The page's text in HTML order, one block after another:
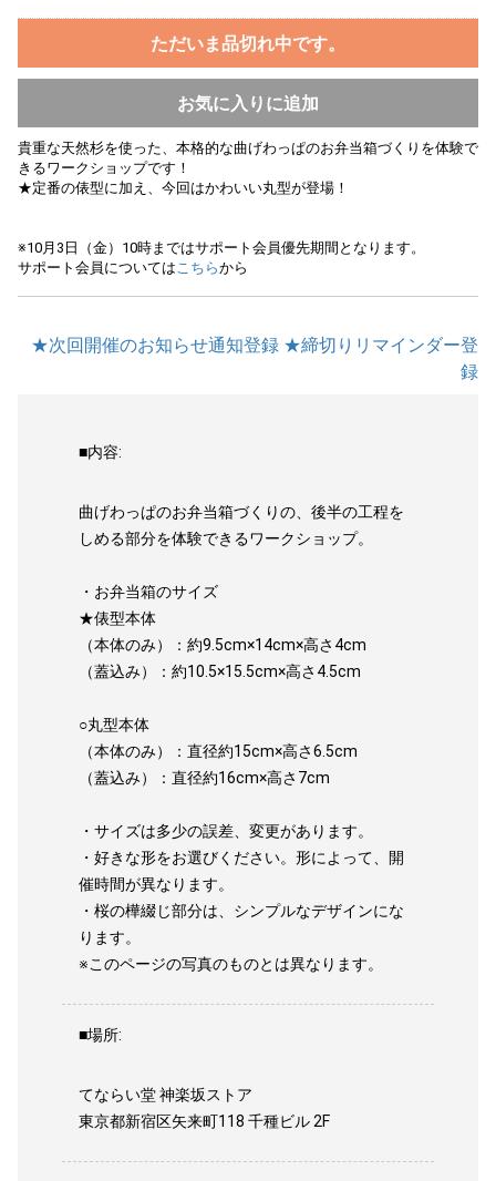
ただいま品切れ中です。
お気に入りに追加
貴重な天然杉を使った、本格的な曲げわっぱのお弁当箱づくりを体験で
きるワークショップです！
★定番の俵型に加え、今回はかわいい丸型が登場！
※10月3日（金）10時まではサポート会員優先期間となります。
サポート会員については こちらから
★次回開催のお知らせ通知登録 ★締切りリマインダー登
録
■内容:
曲げわっぱのお弁当箱づくりの、後半の工程を
しめる部分を体験できるワークショップ。
・お弁当箱のサイズ
★俵型本体
（本体のみ）：約9.5cm×14cm×高さ4cm
（蓋込み）：約10.5×15.5cm×高さ4.5cm
○丸型本体
（本体のみ）：直径約15cm×高さ6.5cm
（蓋込み）：直径約16cm×高さ7cm
・サイズは多少の誤差、変更があります。
・好きな形をお選びください。形によって、開
催時間が異なります。
・桜の樺綴じ部分は、シンプルなデザインにな
ります。
※このページの写真のものとは異なります。
■場所:
てならい堂 神楽坂ストア
東京都新宿区矢来町118 千種ビル 2F